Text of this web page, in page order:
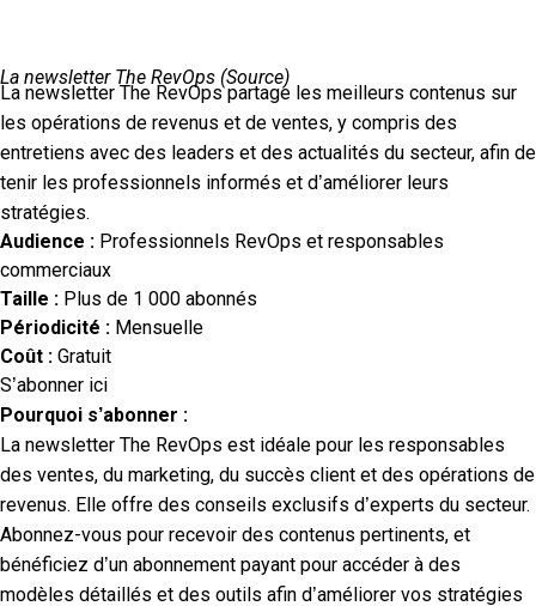
La newsletter The RevOps (Source)
La newsletter The RevOps partage les meilleurs contenus sur
les opérations de revenus et de ventes, y compris des
entretiens avec des leaders et des actualités du secteur, afin de
tenir les professionnels informés et d’améliorer leurs
stratégies.
Audience : Professionnels RevOps et responsables
commerciaux
Taille : Plus de 1 000 abonnés
Périodicité : Mensuelle
Coût : Gratuit
S’abonner ici
Pourquoi s’abonner :
La newsletter The RevOps est idéale pour les responsables
des ventes, du marketing, du succès client et des opérations de
revenus. Elle offre des conseils exclusifs d’experts du secteur.
Abonnez-vous pour recevoir des contenus pertinents, et
bénéficiez d’un abonnement payant pour accéder à des
modèles détaillés et des outils afin d’améliorer vos stratégies